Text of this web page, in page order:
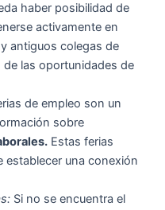
haber posibilidad de
activamente en
antiguos colegas de
las oportunidades de
de empleo son un
sobre
Estas ferias
establecer una conexión
Si no se encuentra el